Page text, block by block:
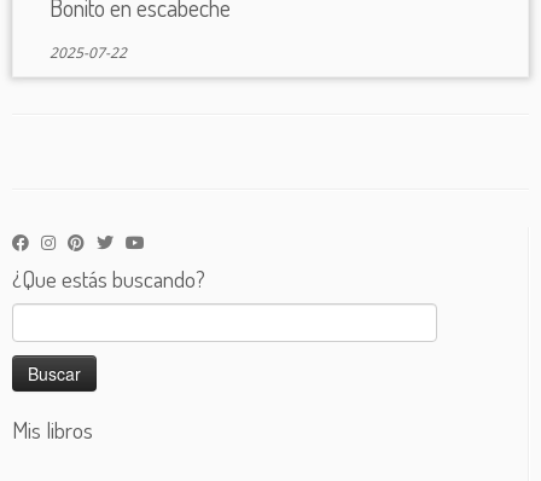
Bonito en escabeche
2025-07-22
¿Que estás buscando?
Buscar:
Mis libros